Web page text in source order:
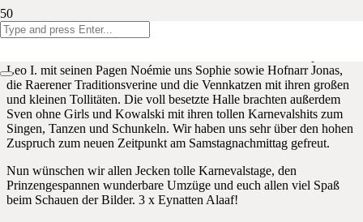
Am Samstag fand unser alljährliches Karnevalsfest statt. Alle Kinder
aus Kindergarten und Primarschule trugen mit ihren Klassen tolle
Leo I. mit seinen Pagen Noémie uns Sophie sowie Hofnarr Jonas,
die Raerener Traditionsverine und die Vennkatzen mit ihren großen
und kleinen Tollitäten. Die voll besetzte Halle brachten außerdem
Sven ohne Girls und Kowalski mit ihren tollen Karnevalshits zum
Singen, Tanzen und Schunkeln. Wir haben uns sehr über den hohen
Zuspruch zum neuen Zeitpunkt am Samstagnachmittag gefreut.
Nun wünschen wir allen Jecken tolle Karnevalstage, den
Prinzengespannen wunderbare Umzüge und euch allen viel Spaß
beim Schauen der Bilder. 3 x Eynatten Alaaf!